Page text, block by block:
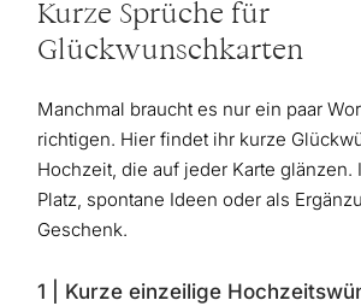
Kurze Sprüche für
Glückwunschkarten
Manchmal braucht es nur ein paar
richtigen. Hier findet ihr kurze
Hochzeit, die auf jeder Karte glänzen.
Platz, spontane Ideen oder als
Geschenk.
1 | Kurze einzeilige